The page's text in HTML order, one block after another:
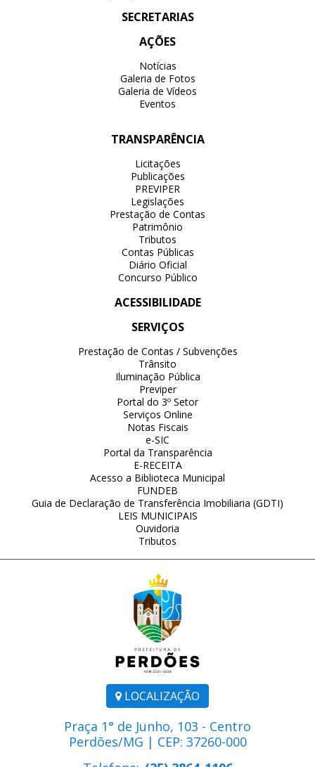
LOCALIZAÇÃO
Praça 1° de Junho, 103 - Centro
Perdões/MG | CEP: 37260-000
SECRETARIAS
AÇÕES
Notícias
Galeria de Fotos
Galeria de Vídeos
Eventos
TRANSPARÊNCIA
Licitações
Publicações
PREVIPER
Legislações
Prestação de Contas
Patrimônio
Tributos
Contas Públicas
Diário Oficial
Concurso Público
ACESSIBILIDADE
SERVIÇOS
Prestação de Contas / Subvenções
Trânsito
Iluminação Pública
Previper
Portal do 3º Setor
Serviços Online
Notas Fiscais
e-SIC
Portal da Transparência
E-RECEITA
Acesso a Biblioteca Municipal
FUNDEB
Guia de Declaração de Transferência Imobiliaria (GDTI)
LEIS MUNICIPAIS
Ouvidoria
Tributos